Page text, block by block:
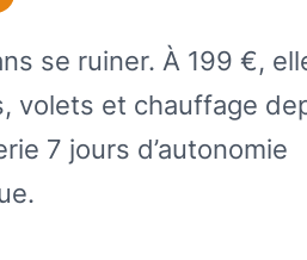
se ruiner. À 199 €,
volets et chauffage
7 jours d’autonomie